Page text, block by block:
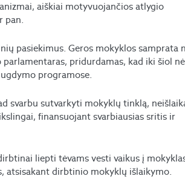
aiškiai motyvuojančios atlygio
pan.
pasiekimus. Geros mokyklos samprata
pridurdamas, kad iki šiol
programose.
svarbu sutvarkyti mokyklų tinklą,
finansuojant svarbiausias sritis ir
liepti tėvams vesti vaikus į
atsisakant dirbtinio mokyklų išlaikymo.